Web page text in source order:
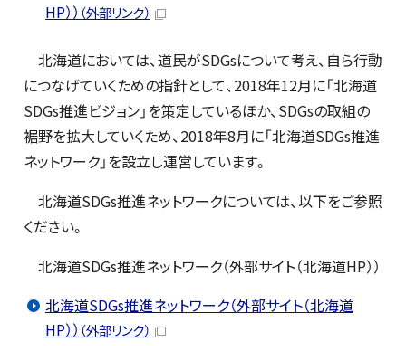
HP）） （外部リンク）
北海道においては、道民がSDGsについて考え、自ら行動
につなげていくための指針として、2018年12月に「北海道
SDGs推進ビジョン」を策定しているほか、SDGsの取組の
裾野を拡大していくため、2018年8月に「北海道SDGs推進
ネットワーク」を設立し運営しています。
北海道SDGs推進ネットワークについては、以下をご参照
ください。
北海道SDGs推進ネットワーク（外部サイト（北海道HP））
北海道SDGs推進ネットワーク（外部サイト（北海道
HP）） （外部リンク）